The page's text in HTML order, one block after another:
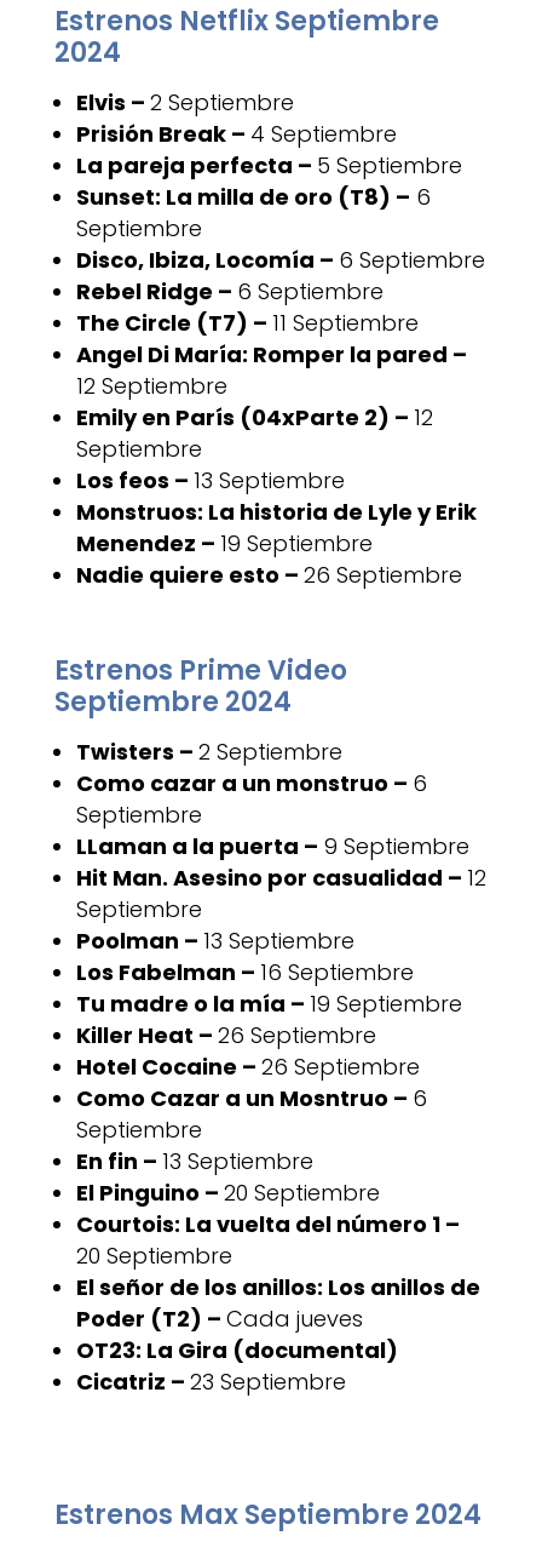
Estrenos Netflix Septiembre
2024
Elvis – 2 Septiembre
Prisión Break – 4 Septiembre
La pareja perfecta – 5 Septiembre
Sunset: La milla de oro (T8) – 6
Septiembre
Disco, Ibiza, Locomía – 6 Septiembre
Rebel Ridge – 6 Septiembre
The Circle (T7) – 11 Septiembre
Angel Di María: Romper la pared –
12 Septiembre
Emily en París (04xParte 2) – 12
Septiembre
Los feos – 13 Septiembre
Monstruos: La historia de Lyle y Erik
Menendez – 19 Septiembre
Nadie quiere esto – 26 Septiembre
Estrenos Prime Video
Septiembre 2024
Twisters – 2 Septiembre
Como cazar a un monstruo – 6
Septiembre
LLaman a la puerta – 9 Septiembre
Hit Man. Asesino por casualidad – 12
Septiembre
Poolman – 13 Septiembre
Los Fabelman – 16 Septiembre
Tu madre o la mía – 19 Septiembre
Killer Heat – 26 Septiembre
Hotel Cocaine – 26 Septiembre
Como Cazar a un Mosntruo – 6
Septiembre
En fin – 13 Septiembre
El Pinguino – 20 Septiembre
Courtois: La vuelta del número 1 –
20 Septiembre
El señor de los anillos: Los anillos de
Poder (T2) – Cada jueves
OT23: La Gira (documental)
Cicatriz – 23 Septiembre
Estrenos Max Septiembre 2024